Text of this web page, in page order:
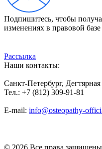
Подпишитесь, чтобы
изменениях в правовой
Рассылка
Наши контакты:
Санкт-Петербург,
Тел.: +7 (812) 309-91-81
E-mail: info@osteopathy-
© 2026 Все права